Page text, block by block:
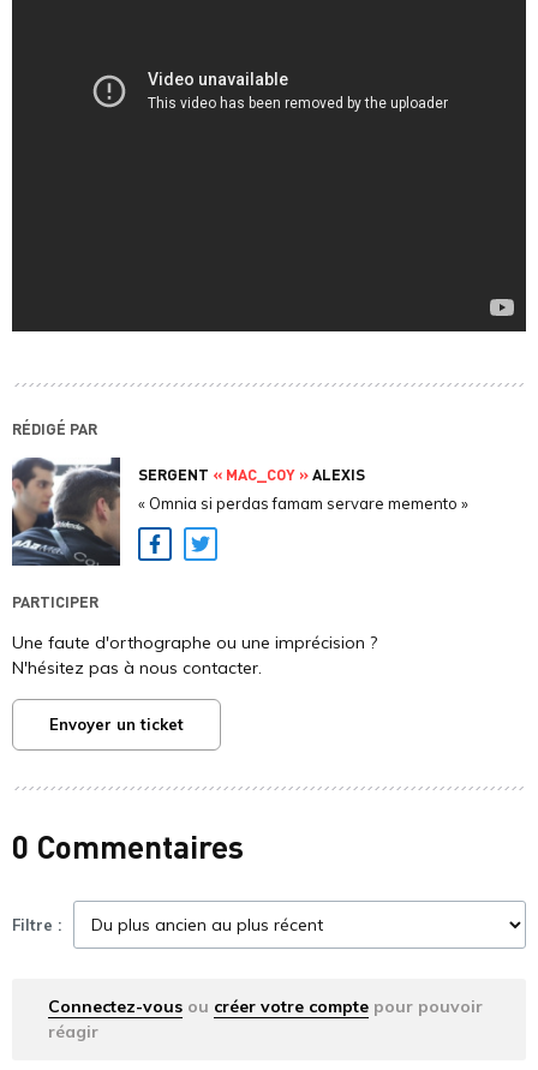
RÉDIGÉ PAR
SERGENT « MAC_COY »ALEXIS
« Omnia si perdas famam servare memento »
Facebook
Twitter
PARTICIPER
Une faute d'orthographe ou une imprécision ?
N'hésitez pas à nous contacter.
Envoyer un ticket
0 Commentaires
Filtre :
Connectez-vous ou créer votre compte pour pouvoir
réagir